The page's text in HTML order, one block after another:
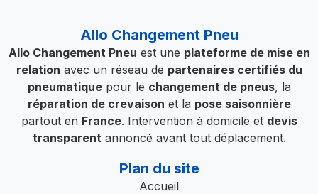
Allo Changement Pneu
Allo Changement Pneu est une plateforme de mise en
relation avec un réseau de partenaires certifiés du
pneumatiquepour le changement de pneus, la
réparation de crevaison et la pose saisonnière
partout en France. Intervention à domicile et devis
transparent annoncé avant tout déplacement.
Plan du site
Accueil